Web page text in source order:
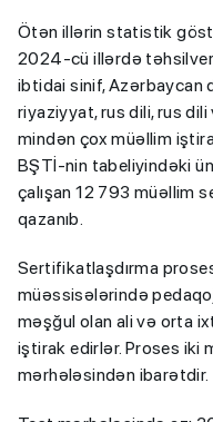
Ötən illərin statistik
2024-cü illərdə
ibtidai sinif, Azərbaycan
riyaziyyat, rus dili, rus
mindən çox müəllim
BŞTİ-nin tabeliyindəki
çalışan 12 793 müəllim
qazanıb.
Sertifikatlaşdırma
müəssisələrində
məşğul olan ali və orta
iştirak edirlər. Proses iki
mərhələsindən ibarətdir.